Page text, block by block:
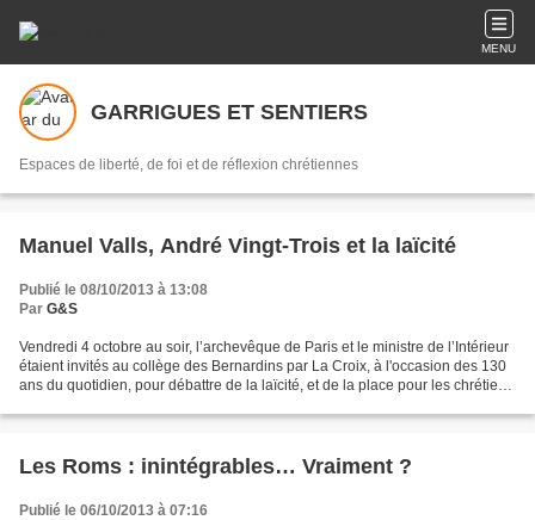
MENU
GARRIGUES ET SENTIERS
Espaces de liberté, de foi et de réflexion chrétiennes
Manuel Valls, André Vingt-Trois et la laïcité
Publié le 08/10/2013 à 13:08
Par G&S
Vendredi 4 octobre au soir, l’archevêque de Paris et le ministre de l’Intérieur
étaient invités au collège des Bernardins par La Croix, à l'occasion des 130
ans du quotidien, pour débattre de la laïcité, et de la place pour les chrétiens
Les Roms : inintégrables… Vraiment ?
Publié le 06/10/2013 à 07:16